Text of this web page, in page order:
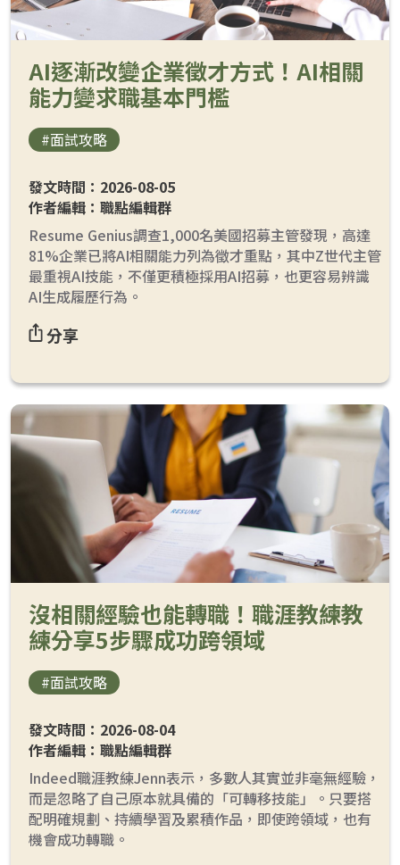
AI逐漸改變企業徵才方式！AI相關
能力變求職基本門檻
#面試攻略
發文時間：2026-08-05
作者編輯：職點編輯群
Resume Genius調查1,000名美國招募主管發現，高達
81%企業已將AI相關能力列為徵才重點，其中Z世代主管
最重視AI技能，不僅更積極採用AI招募，也更容易辨識
AI生成履歷行為。
分享
沒相關經驗也能轉職！職涯教練教
練分享5步驟成功跨領域
#面試攻略
發文時間：2026-08-04
作者編輯：職點編輯群
Indeed職涯教練Jenn表示，多數人其實並非毫無經驗，
而是忽略了自己原本就具備的「可轉移技能」。只要搭
配明確規劃、持續學習及累積作品，即使跨領域，也有
機會成功轉職。